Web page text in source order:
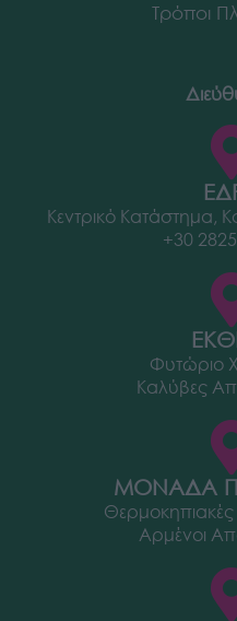
Τρόποι
Κεντρικό
+30
Φυτώριο
Καλύβες
ΜΟΝΑΔΑ
Θερμοκηπιακές
Αρμένοι